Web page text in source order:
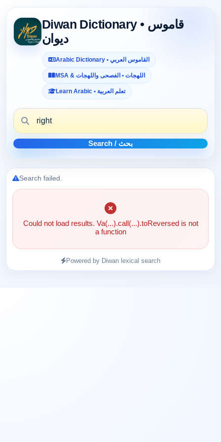
Diwan Dictionary • قاموس
ديوان
Arabic Dictionary • القاموس العربي
MSA & اللهجات • الفصحى واللهجات
Learn Arabic • تعلم العربية
Search / بحث
Search failed.
Could not load results. Va(...).call(...).toReversed is not
a function
Powered by Diwan lexical search